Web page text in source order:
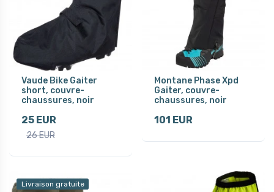
Vaude Bike Gaiter
short, couvre-
chaussures, noir
25 EUR
26 EUR
Montane Phase Xpd
Gaiter, couvre-
chaussures, noir
101 EUR
Livraison gratuite